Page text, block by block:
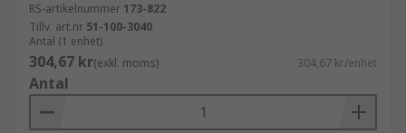
RS-artikelnummer 173-822
Tillv. art.nr 51-100-3040
Antal (1 enhet)
304,67 kr(exkl. moms) 304,67 kr/enhet
Antal